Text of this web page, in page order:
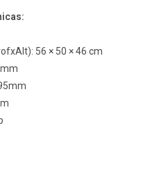
56 × 50 × 46 cm